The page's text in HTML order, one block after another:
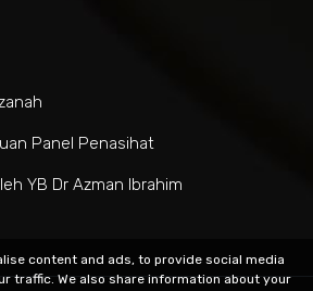
Panel Penasihat
YB Dr Azman Ibrahim
content and ads, to provide social media
traffic. We also share information about your